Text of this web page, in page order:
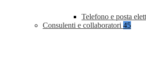
Telefono e posta
Consulenti e collaboratori 45